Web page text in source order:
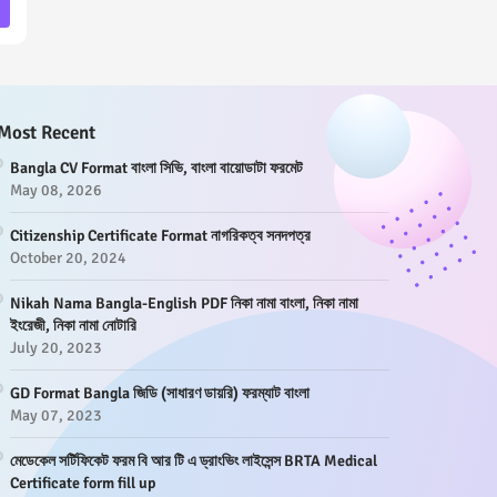
Recent
Bangla CV Format বাংলা সিভি, বাংলা বায়োডাটা ফরমেট
May 08, 2026
Citizenship Certificate Format নাগরিকত্ব সনদপত্র
October 20, 2024
Nikah Nama Bangla-English PDF নিকা নামা বাংলা, নিকা নামা
ইংরেজী, নিকা নামা নোটারি
July 20, 2023
GD Format Bangla জিডি (সাধারণ ডায়রি) ফরম্যাট বাংলা
May 07, 2023
মেডেকেল সর্টিফিকেট ফরম বি আর টি এ ড্রাংভিং লাইসেন্স BRTA Medical
Certificate form fill up